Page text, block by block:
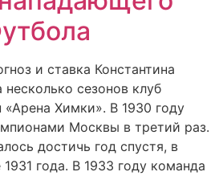
и ставка Константина
сезонов клуб
«Арена Химки». В 1930 году
Москвы в третий раз.
достичь год спустя, в
года. В 1933 году команда